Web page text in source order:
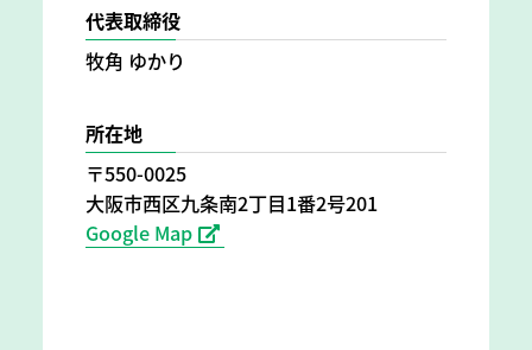
代表取締役
牧角 ゆかり
所在地
〒550-0025
大阪市西区九条南2丁目1番2号201
Google Map